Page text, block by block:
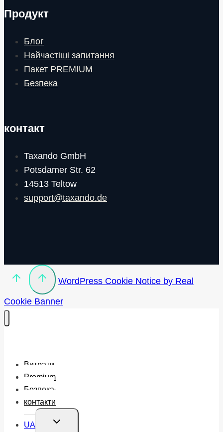
Продукт
Блог
Найчастіші запитання
Пакет PREMIUM
Безпека
контакт
Taxando GmbH
Potsdamer Str. 62
14513 Teltow
support@taxando.de
WordPress Cookie Notice by Real
Cookie Banner
Витрати
Premium
Безпека
контакти
UA
Перемкнути